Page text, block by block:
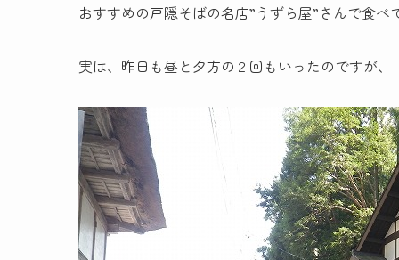
おすすめの戸隠そばの名店”うずら屋”さんで食
実は、昨日も昼と夕方の２回もいったのですが、